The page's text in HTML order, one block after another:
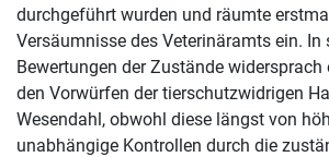
durchgeführt wurden und räumte
Versäumnisse des Veterinäramts ein. In
Bewertungen der Zustände widersprach
den Vorwürfen der tierschutzwidrigen
Wesendahl, obwohl diese längst von
unabhängige Kontrollen durch die